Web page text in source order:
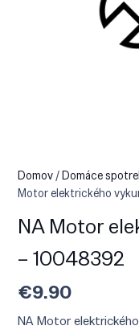
Domov/Domáce
Motor elektrického
NA Motor
– 10048392
€9.90
NA Motor